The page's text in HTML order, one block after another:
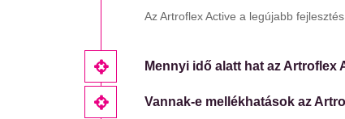
Az Artroflex Active a legújabb
Mennyi idő alatt hat az Artroflex
Vannak-e mellékhatások az